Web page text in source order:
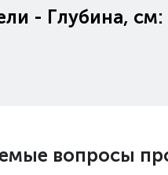
- Глубина, см:
вопросы